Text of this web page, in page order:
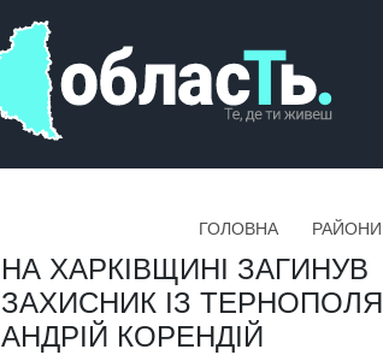
ГОЛОВНА РАЙОНИ
НА ХАРКІВЩИНІ ЗАГИНУВ
ЗАХИСНИК ІЗ ТЕРНОПОЛЯ
АНДРІЙ КОРЕНДІЙ